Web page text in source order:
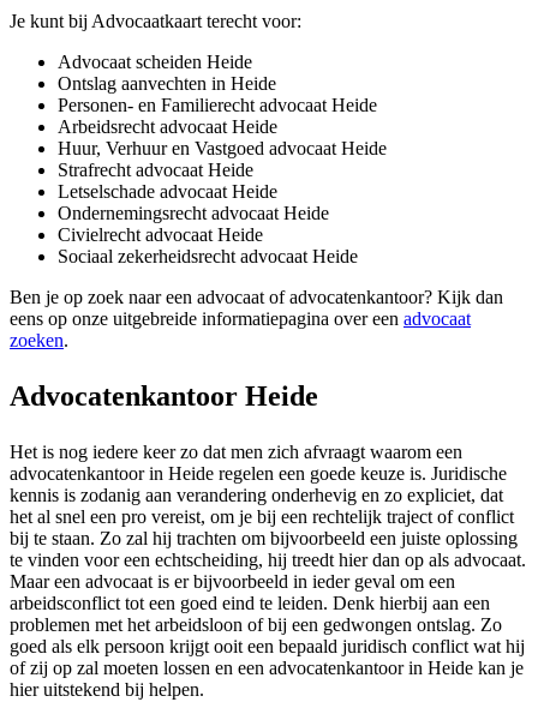
Je kunt bij Advocaatkaart terecht voor:
Advocaat scheiden Heide
Ontslag aanvechten in Heide
Personen- en Familierecht advocaat Heide
Arbeidsrecht advocaat Heide
Huur, Verhuur en Vastgoed advocaat Heide
Strafrecht advocaat Heide
Letselschade advocaat Heide
Ondernemingsrecht advocaat Heide
Civielrecht advocaat Heide
Sociaal zekerheidsrecht advocaat Heide
Ben je op zoek naar een advocaat of advocatenkantoor? Kijk dan
eens op onze uitgebreide informatiepagina over een advocaat
zoeken.
Advocatenkantoor Heide
Het is nog iedere keer zo dat men zich afvraagt waarom een
advocatenkantoor in Heide regelen een goede keuze is. Juridische
kennis is zodanig aan verandering onderhevig en zo expliciet, dat
het al snel een pro vereist, om je bij een rechtelijk traject of conflict
bij te staan. Zo zal hij trachten om bijvoorbeeld een juiste oplossing
te vinden voor een echtscheiding, hij treedt hier dan op als advocaat.
Maar een advocaat is er bijvoorbeeld in ieder geval om een
arbeidsconflict tot een goed eind te leiden. Denk hierbij aan een
problemen met het arbeidsloon of bij een gedwongen ontslag. Zo
goed als elk persoon krijgt ooit een bepaald juridisch conflict wat hij
of zij op zal moeten lossen en een advocatenkantoor in Heide kan je
hier uitstekend bij helpen.